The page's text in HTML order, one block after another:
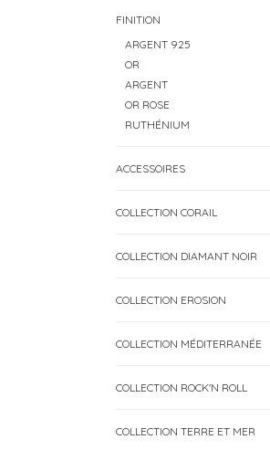
FINITION
ARGENT 925
OR
ARGENT
OR ROSE
RUTHÉNIUM
ACCESSOIRES
COLLECTION CORAIL
COLLECTION DIAMANT NOIR
COLLECTION EROSION
COLLECTION MÉDITERRANÉE
COLLECTION ROCK'N ROLL
COLLECTION TERRE ET MER